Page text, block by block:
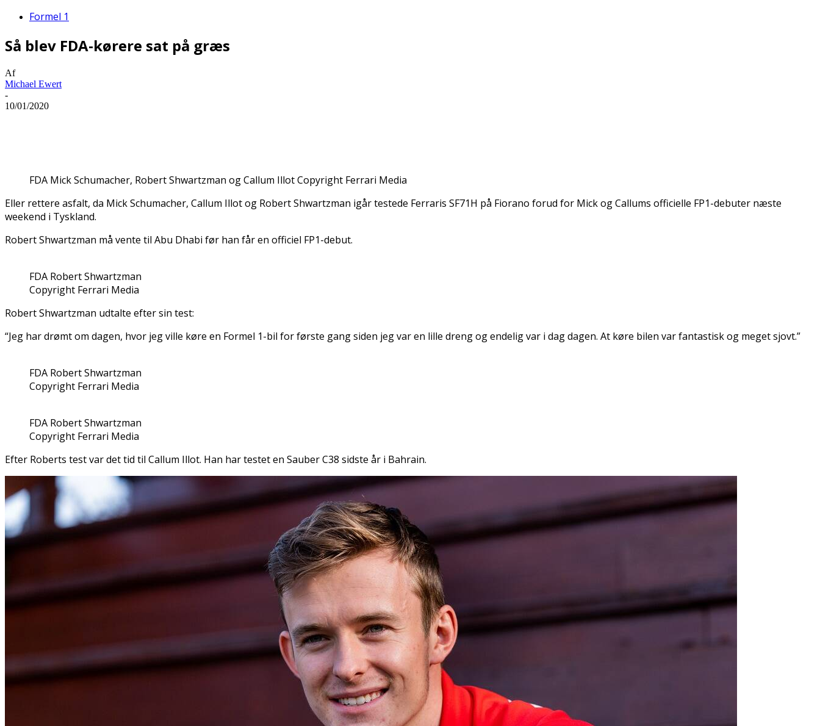
Formel 1
Så blev FDA-kørere sat på græs
Af
Michael Ewert
-
10/01/2020
FDA Mick Schumacher, Robert Shwartzman og Callum Illot Copyright Ferrari Media
Eller rettere asfalt, da Mick Schumacher, Callum Illot og Robert Shwartzman igår testede Ferraris SF71H på Fiorano forud for Mick og Callums officielle FP1-debuter næste
weekend i Tyskland.
Robert Shwartzman må vente til Abu Dhabi før han får en officiel FP1-debut.
FDA Robert Shwartzman
Copyright Ferrari Media
Robert Shwartzman udtalte efter sin test:
“Jeg har drømt om dagen, hvor jeg ville køre en Formel 1-bil for første gang siden jeg var en lille dreng og endelig var i dag dagen. At køre bilen var fantastisk og meget sjovt.”
FDA Robert Shwartzman
Copyright Ferrari Media
FDA Robert Shwartzman
Copyright Ferrari Media
Efter Roberts test var det tid til Callum Illot. Han har testet en Sauber C38 sidste år i Bahrain.